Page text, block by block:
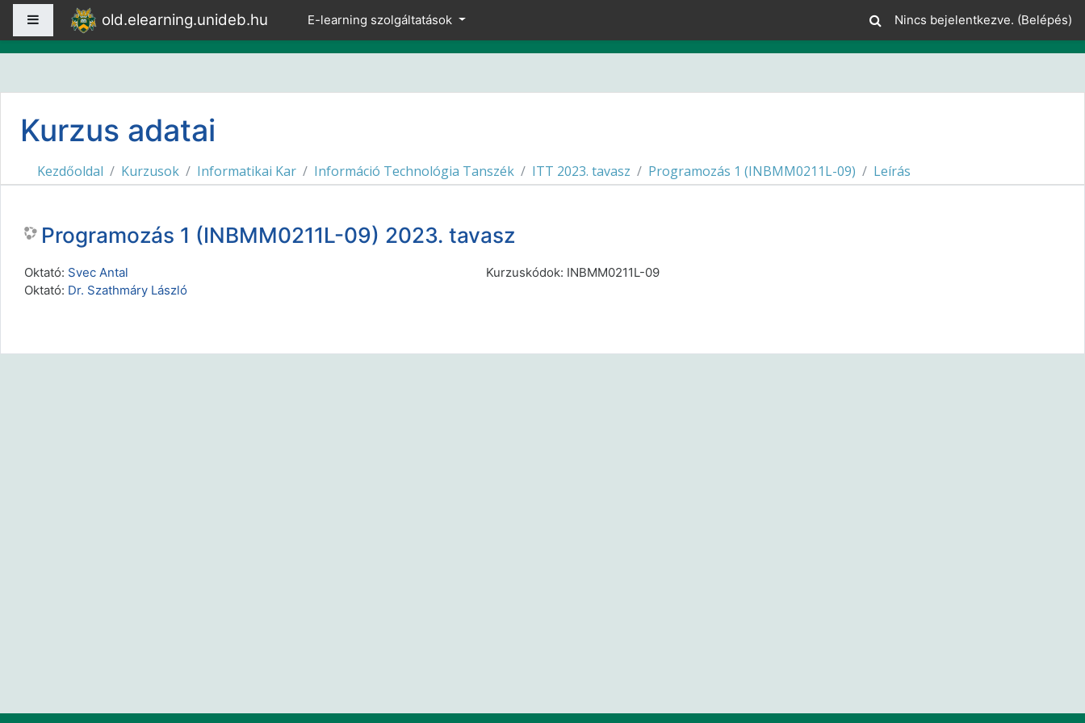
Tovább a fő tartalomhoz
Oldalpanel old.elearning.unideb.hu E-learning szolgáltatások Nincs bejelentkezve. (Belépés)
Kurzus adatai
Kezdőoldal Kurzusok Informatikai Kar Információ Technológia Tanszék ITT 2023. tavasz Programozás 1 (INBMM0211L-09) Leírás
Programozás 1 (INBMM0211L-09) 2023. tavasz
Kurzuskódok: INBMM0211L-09
Oktató: Svec Antal
Oktató: Dr. Szathmáry László